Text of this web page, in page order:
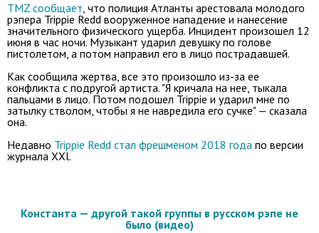
TMZ сообщает, что полиция Атланты арестовала молодого
рэпера Trippie Redd вооруженное нападение и нанесение
значительного физического ущерба. Инцидент произошел 12
июня в час ночи. Музыкант ударил девушку по голове
пистолетом, а потом направил его в лицо пострадавшей.
Как сообщила жертва, все это произошло из-за ее
конфликта с подругой артиста. "Я кричала на нее, тыкала
пальцами в лицо. Потом подошел Trippie и ударил мне по
затылку стволом, чтобы я не навредила его сучке" — сказала
она.
Недавно Trippie Redd стал фрешменом 2018 года по версии
журнала XXl.
Константа — другой такой группы в русском рэпе не
было (видео)